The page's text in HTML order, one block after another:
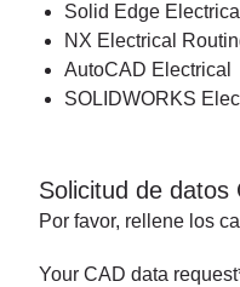
Solid Edge
NX Electrical
AutoCAD Electrical
SOLIDWORKS
Solicitud de datos
Por favor, rellene los
Your CAD data